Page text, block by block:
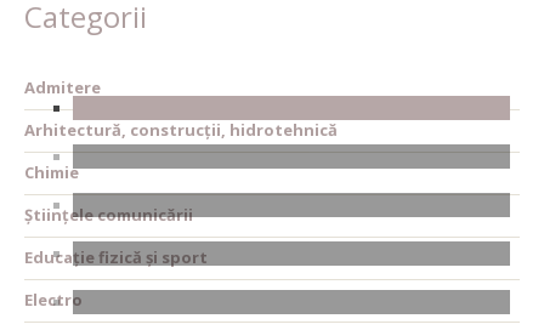
Categorii
Admitere
Arhitectură, construcții, hidrotehnică
Chimie
Științele comunicării
Educație fizică și sport
Electro